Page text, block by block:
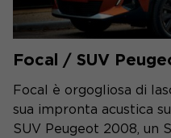
Focal / SUV
Focal è orgogliosa di
sua impronta acustica
SUV Peugeot 2008, un